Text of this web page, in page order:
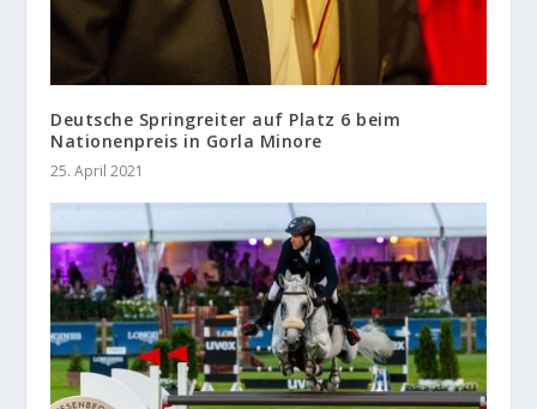
Deutsche Springreiter auf Platz 6 beim
Nationenpreis in Gorla Minore
25. April 2021